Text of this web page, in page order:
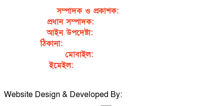
সম্পাদক ও প্রকাশক:জেবুন্নেছা জেসি
প্রধান সম্পাদক:
আইন উপদেষ্টা:এডভোকেট নাসরিন আক্তার
ঠিকানা:গর্জনখোলা, চকবাজার, কুমিল্লা – ৩৫০০
মোবাইল:
ইমেইল:sahabibcomilla@gmail.com
Website Design & Developed By: